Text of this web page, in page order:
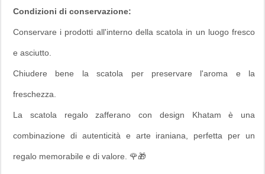
Condizioni di conservazione:
Conservare i prodotti all'interno della scatola in un luogo fresco
e asciutto.
Chiudere bene la scatola per preservare l'aroma e la
freschezza.
La scatola regalo zafferano con design Khatam è una
combinazione di autenticità e arte iraniana, perfetta per un
regalo memorabile e di valore. 🌹🎁